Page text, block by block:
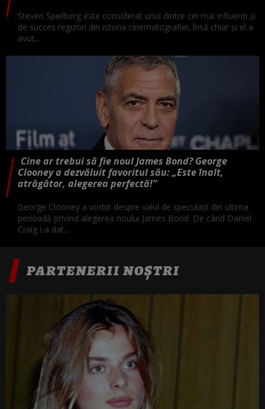
Steven Spielberg este considerat unul dintre cei mai influenți și
de succes regizori din istoria cinematografiei, însă chiar și el a
avut...
Cine ar trebui să fie noul James Bond? George
Clooney a dezvăluit favoritul său: „Este înalt,
atrăgător, alegerea perfectă!”
George Clooney a vorbit despre valul de speculații din ultima
perioadă privind alegerea noului James Bond. De când Daniel
Craig i-a dat...
PARTENERII NOȘTRI